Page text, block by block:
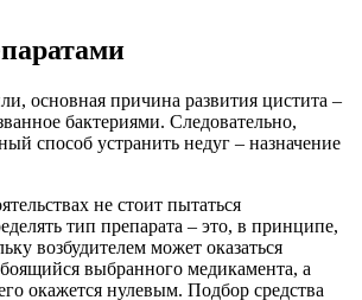
основная причина развития цистита –
бактериями. Следовательно,
способ устранить недуг – назначение
не стоит пытаться
тип препарата – это, в принципе,
возбудителем может оказаться
выбранного медикамента, а
окажется нулевым. Подбор средства